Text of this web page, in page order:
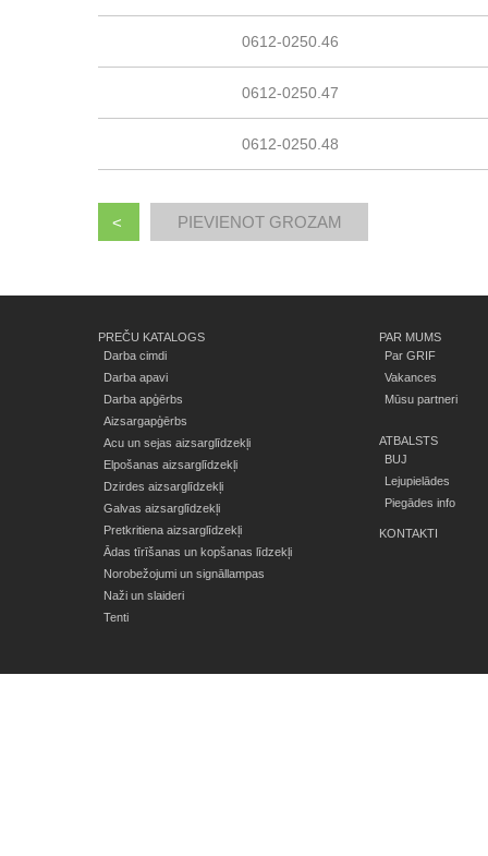
0612-0250.46
0612-0250.47
0612-0250.48
<
PREČU KATALOGS
Darba cimdi
Darba apavi
Darba apģērbs
Aizsargapģērbs
Acu un sejas aizsarglīdzekļi
Elpošanas aizsarglīdzekļi
Dzirdes aizsarglīdzekļi
Galvas aizsarglīdzekļi
Pretkritiena aizsarglīdzekļi
Ādas tīrīšanas un kopšanas līdzekļi
Norobežojumi un signāllampas
Naži un slaideri
Tenti
PAR MUMS
Par GRIF
Vakances
Mūsu partneri
ATBALSTS
BUJ
Lejupielādes
Piegādes info
KONTAKTI